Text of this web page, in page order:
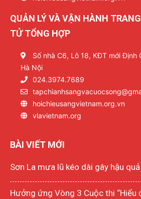
QUẢN LÝ VÀ VẬN HÀNH
TỬ TỔNG HỢP
Số nhà C6, Lô 18, KĐT mới Định
Hà Nội
024.3974.7689
hoichieusangvietnam.org.vn
vlavietnam.org
BÀI VIẾT MỚI
Sơn La mưa lũ kéo dài gây hậu
Hưởng ứng Vòng 3 Cuộc thi “Hiểu